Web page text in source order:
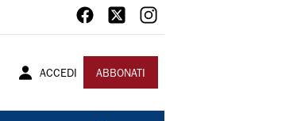
ACCEDI ABBONATI